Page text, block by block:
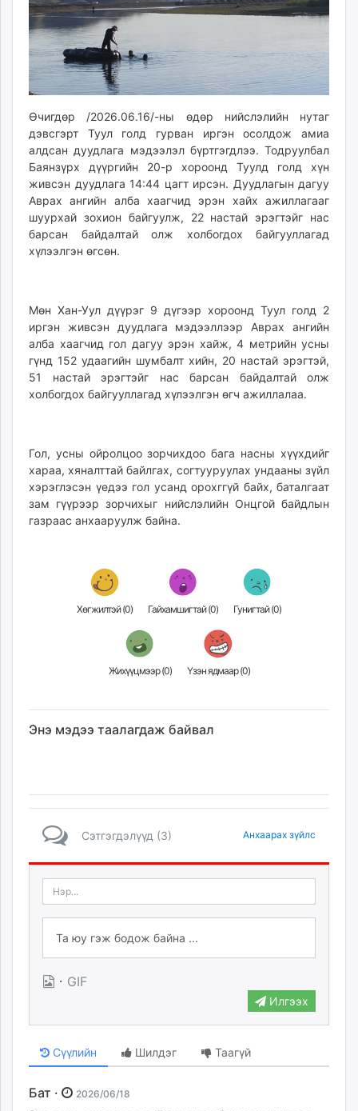
ikon.mn
mnb.mn
Livetv.mn
Eguur.mn
24tsag.mn
shuud.mn
eagle.mn
ergelt.mn
zarig.mn
today.mn
zuv.mn
mminfo.mn
ugluu.mn
asu.mn
shudarga.mn
shuurhai.mn
unuudur.mn
isee.mn
itoim.mn
tumen.mn
shuum.mn
times.mn
Өчигдөр /2026.06.16/-ны өдөр нийслэлийн нутаг
дэвсгэрт Туул голд гурван иргэн осолдож амиа
алдсан дуудлага мэдээлэл бүртгэгдлээ. Тодруулбал
Баянзүрх дүүргийн 20-р хороонд Туулд голд хүн
живсэн дуудлага 14:44 цагт ирсэн. Дуудлагын дагуу
Аврах ангийн алба хаагчид эрэн хайх ажиллагааг
шуурхай зохион байгуулж, 22 настай эрэгтэйг нас
барсан байдалтай олж холбогдох байгууллагад
хүлээлгэн өгсөн.
Мөн Хан-Уул дүүрэг 9 дүгээр хороонд Туул голд 2
иргэн живсэн дуудлага мэдээллээр Аврах ангийн
алба хаагчид гол дагуу эрэн хайж, 4 метрийн усны
гүнд 152 удаагийн шумбалт хийн, 20 настай эрэгтэй,
51 настай эрэгтэйг нас барсан байдалтай олж
холбогдох байгууллагад хүлээлгэн өгч ажиллалаа.
Гол, усны ойролцоо зорчихдоо бага насны хүүхдийг
хараа, хяналттай байлгах, согтууруулах ундааны зүйл
хэрэглэсэн үедээ гол усанд орохггүй байх, баталгаат
зам гүүрээр зорчихыг нийслэлийн Онцгой байдлын
газраас анхааруулж байна.
Хөгжилтэй (0) Гайхамшигтай (0) Гунигтай (0)
Жихүүцмээр (0) Үзэн ядмаар (0)
Энэ мэдээ таалагдаж байвал
Сэтгэгдэлүүд (3) Анхаарах зүйлс
· GIF
Илгээх
Сүүлийн Шилдэг Таагүй
Бат · 2026/06/18